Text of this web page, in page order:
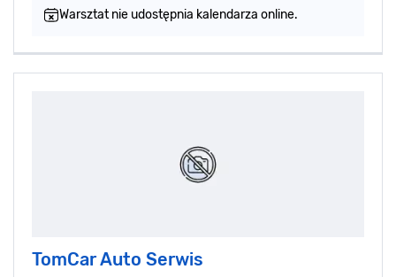
Warsztat nie udostępnia kalendarza online.
TomCar Auto Serwis